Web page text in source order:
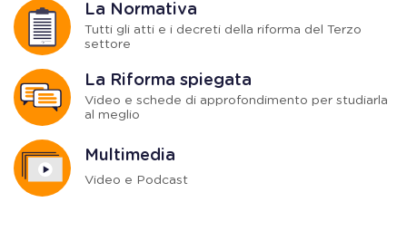
La Normativa
Tutti gli atti e i decreti della riforma del Terzo
settore
La Riforma spiegata
Video e schede di approfondimento per studiarla
al meglio
Multimedia
Video e Podcast